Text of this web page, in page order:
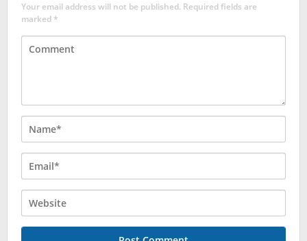
Your email address will not be published. Required fields are
marked*